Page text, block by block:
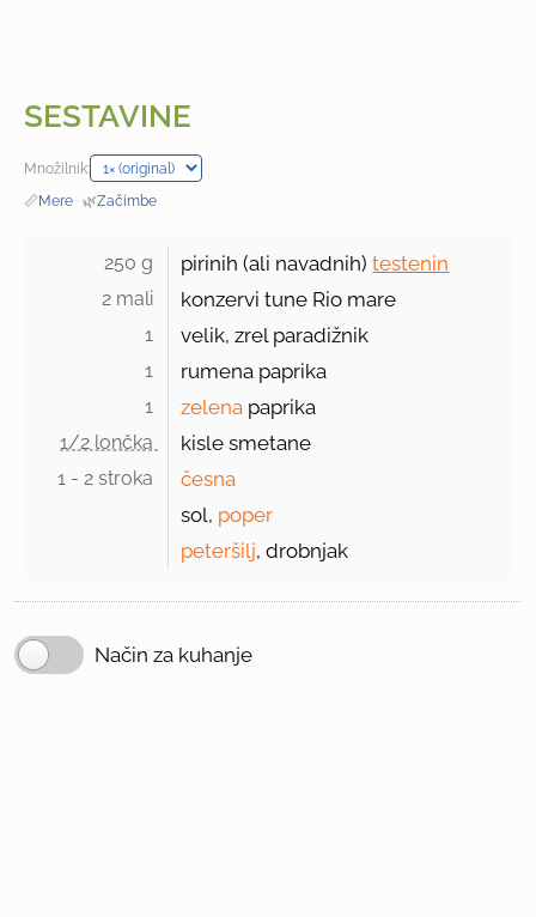
SESTAVINE
Množilnik:
📏Mere · 🌿Začimbe
250 g pirinih (ali navadnih)testenin
2 mali konzervi tune Rio mare
1 velik, zrel paradižnik
1 rumena paprika
1 zelena paprika
1/2 lončka kisle smetane
1 - 2 stroka
česna
sol, poper
peteršilj, drobnjak
Način za kuhanje